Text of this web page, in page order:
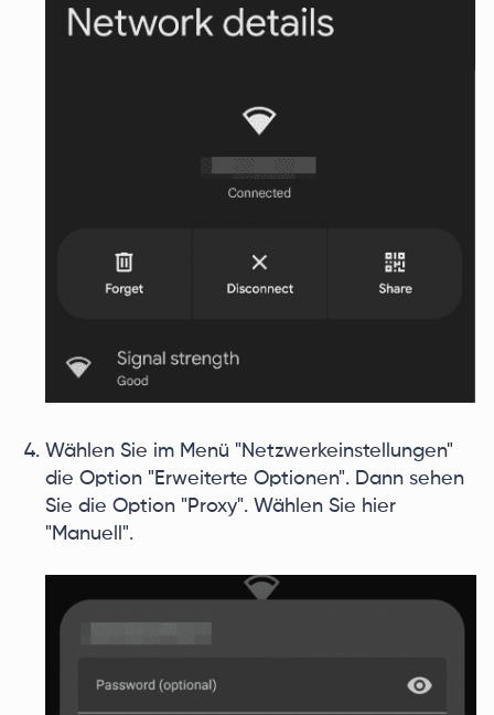
Wählen Sie im Menü "Netzwerkeinstellungen"
die Option "Erweiterte Optionen". Dann sehen
Sie die Option "Proxy". Wählen Sie hier
"Manuell".